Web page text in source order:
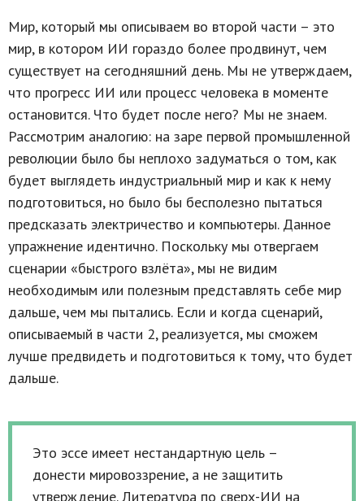
Мир, который мы описываем во второй части – это
мир, в котором ИИ гораздо более продвинут, чем
существует на сегодняшний день. Мы не утверждаем,
что прогресс ИИ или процесс человека в моменте
остановится. Что будет после него? Мы не знаем.
Рассмотрим аналогию: на заре первой промышленной
революции было бы неплохо задуматься о том, как
будет выглядеть индустриальный мир и как к нему
подготовиться, но было бы бесполезно пытаться
предсказать электричество и компьютеры. Данное
упражнение идентично. Поскольку мы отвергаем
сценарии «быстрого взлёта», мы не видим
необходимым или полезным представлять себе мир
дальше, чем мы пытались. Если и когда сценарий,
описываемый в части 2, реализуется, мы сможем
лучше предвидеть и подготовиться к тому, что будет
дальше.
Это эссе имеет нестандартную цель –
донести мировоззрение, а не защитить
утверждение. Литература по сверх-ИИ на